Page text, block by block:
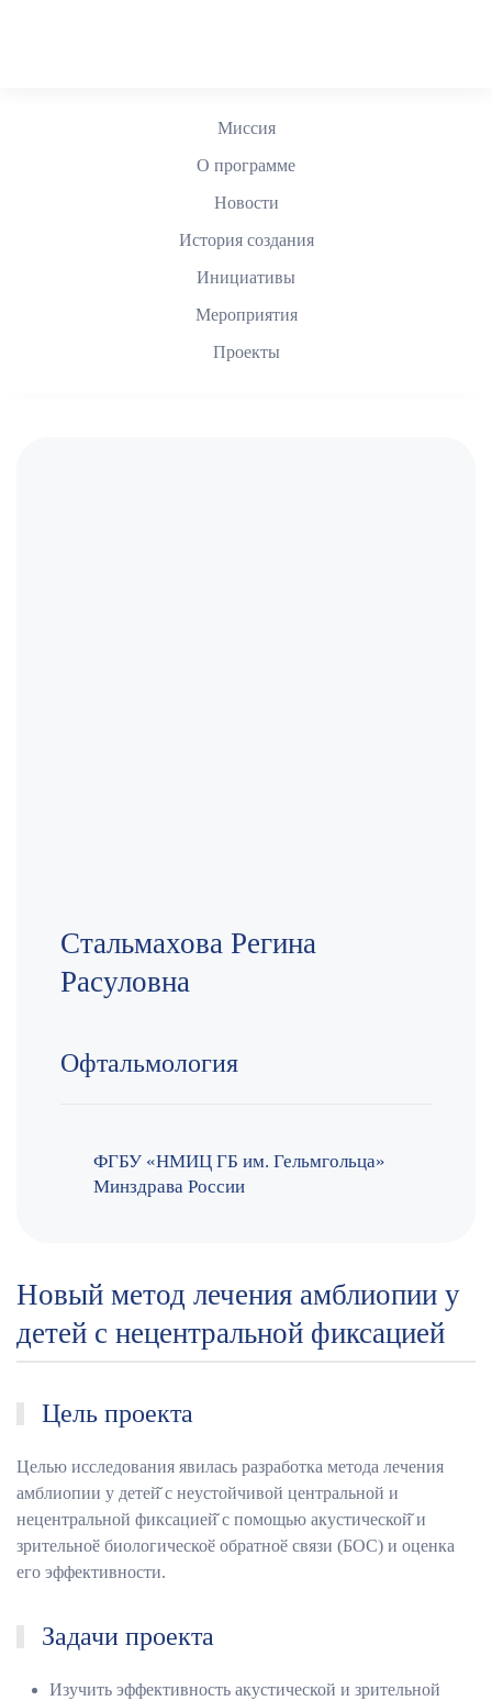
Миссия
О программе
Новости
История создания
Инициативы
Мероприятия
Проекты
Стальмахова Регина
Расуловна
Офтальмология
ФГБУ «НМИЦ ГБ им. Гельмгольца»
Минздрава России
Новый метод лечения амблиопии у
детей с нецентральной фиксацией
Цель проекта
Целью исследования явилась разработка метода лечения
амблиопии у детей̆ с неустойчивой центральной и
нецентральной фиксацией̆ с помощью акустической̆ и
зрительноӗ биологическоӗ обратноӗ связи (БОС) и оценка
его эффективности.
Задачи проекта
Изучить эффективность акустической и зрительной